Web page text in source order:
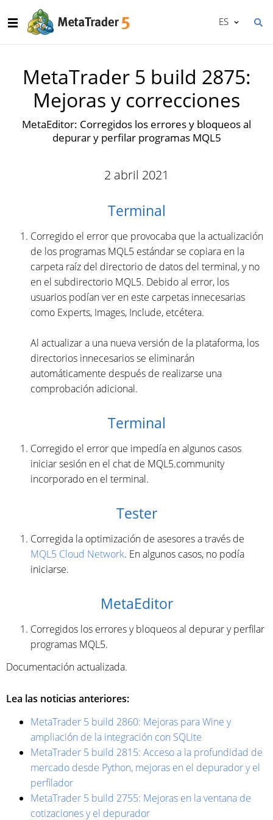
ES
MetaTrader 5 build 2875:
Mejoras y correcciones
MetaEditor: Corregidos los errores y bloqueos al
depurar y perfilar programas MQL5
2 abril 2021
Terminal
Corregido el error que provocaba que la actualización
de los programas MQL5 estándar se copiara en la
carpeta raíz del directorio de datos del terminal, y no
en el subdirectorio MQL5. Debido al error, los
usuarios podían ver en este carpetas innecesarias
como Experts, Images, Include, etcétera.
Al actualizar a una nueva versión de la plataforma, los
directorios innecesarios se eliminarán
automáticamente después de realizarse una
comprobación adicional.
Terminal
Corregido el error que impedía en algunos casos
iniciar sesión en el chat de MQL5.community
incorporado en el terminal.
Tester
Corregida la optimización de asesores a través de
MQL5 Cloud Network. En algunos casos, no podía
iniciarse.
MetaEditor
Corregidos los errores y bloqueos al depurar y perfilar
programas MQL5.
Documentación actualizada.
Lea las noticias anteriores:
MetaTrader 5 build 2860: Mejoras para Wine y
ampliación de la integración con SQLite
MetaTrader 5 build 2815: Acceso a la profundidad de
mercado desde Python, mejoras en el depurador y el
perfilador
MetaTrader 5 build 2755: Mejoras en la ventana de
cotizaciones y el depurador